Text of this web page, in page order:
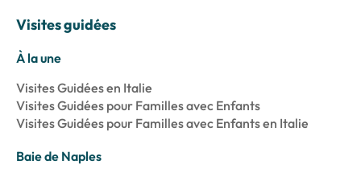
Visites guidées
À la une
Visites Guidées en Italie
Visites Guidées pour Familles avec Enfants
Visites Guidées pour Familles avec Enfants en Italie
Baie de Naples